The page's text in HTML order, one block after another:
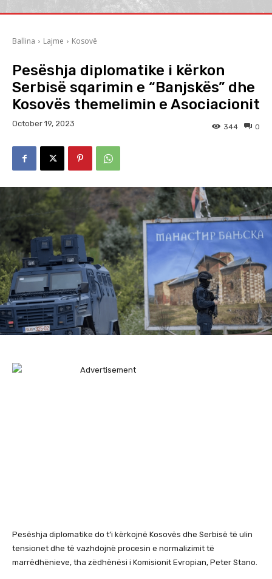
Ballina Lajme Kosovë
Pesëshja diplomatike i kërkon
Serbisë sqarimin e “Banjskës” dhe
Kosovës themelimin e Asociacionit
October 19, 2023 0
344
Pesëshja diplomatike do t’i kërkojnë Kosovës dhe Serbisë të ulin
tensionet dhe të vazhdojnë procesin e normalizimit të
marrëdhënieve, tha zëdhënësi i Komisionit Evropian, Peter Stano.